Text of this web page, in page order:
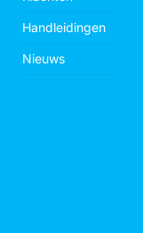
Handleidingen
Nieuws